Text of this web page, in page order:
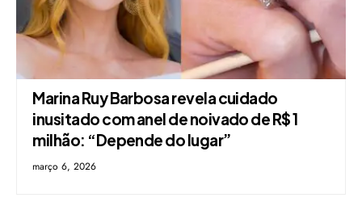
Marina Ruy Barbosa revela cuidado
inusitado com anel de noivado de R$ 1
milhão: “Depende do lugar”
março 6, 2026